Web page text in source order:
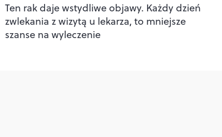
Ten rak daje wstydliwe objawy. Każdy dzień
zwlekania z wizytą u lekarza, to mniejsze
szanse na wyleczenie